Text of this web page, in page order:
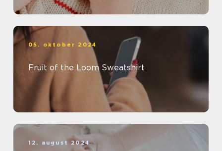
05. oktober 2024
Fruit of the Loom Sweatshirt
12. august 2024